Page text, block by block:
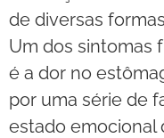
de diversas
Um dos sintomas
é a dor no
por uma série de
estado emocional